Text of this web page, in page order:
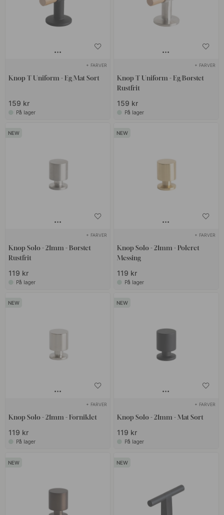
+ FARVER
Knop T Uniform - Eg/Mat Sort
159 kr
På lager
+ FARVER
Knop T Uniform - Eg/Børstet
Rustfrit
159 kr
På lager
+ FARVER
Knop Solo - 21mm - Børstet
Rustfrit
119 kr
På lager
+ FARVER
Knop Solo - 21mm - Poleret
Messing
119 kr
På lager
+ FARVER
Knop Solo - 21mm - Forniklet
119 kr
På lager
+ FARVER
Knop Solo - 21mm - Mat Sort
119 kr
På lager